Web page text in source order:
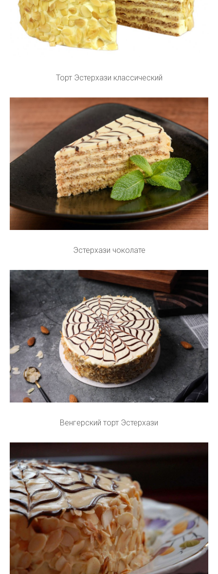
Торт Эстерхази классический
Эстерхази чоколате
Венгерский торт Эстерхази